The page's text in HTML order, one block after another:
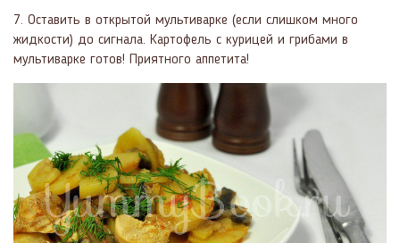
7. Оставить в открытой мультиварке (если слишком много
жидкости) до сигнала. Картофель с курицей и грибами в
мультиварке готов! Приятного аппетита!